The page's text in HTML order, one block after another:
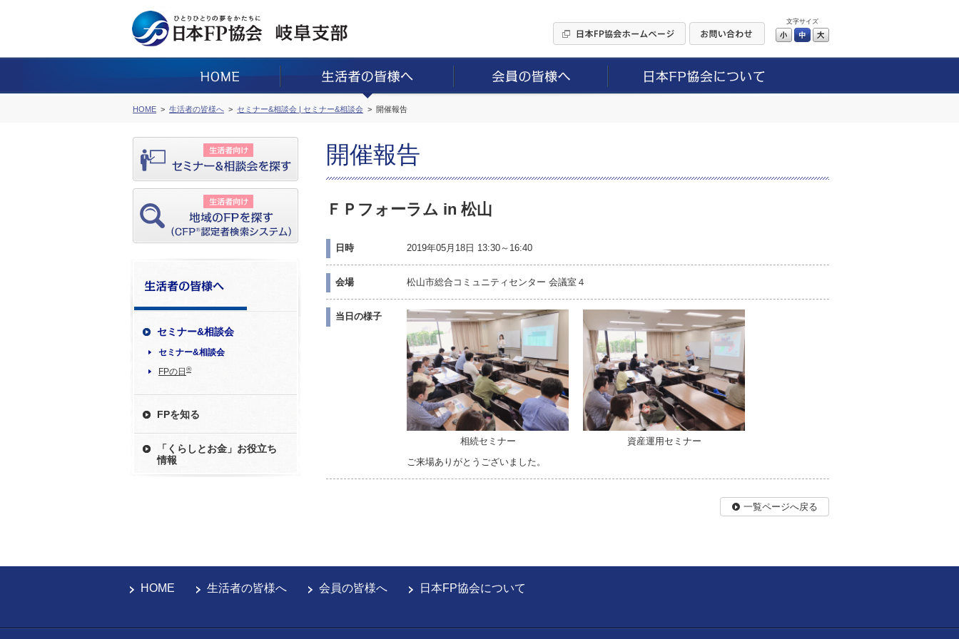
文字サイズ
小 中
HOME 生活者の皆様へ セミナー&相談会 | セミナー&相談会 開催報告
セミナー&相談会
セミナー&相談会
FPの日 ®
FPを知る
「くらしとお金」お役立ち
情報
開催報告
ＦＰフォーラム in 松山
日時 2019年05月18日 13:30～16:40
会場 松山市総合コミュニティセンター 会議室４
当日の様子
相続セミナー
資産運用セミナー
ご来場ありがとうございました。
一覧ページへ戻る
HOME 生活者の皆様へ 会員の皆様へ 日本FP協会について